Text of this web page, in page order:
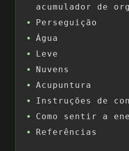
acumulador de
Perseguição
Água
Leve
Nuvens
Acupuntura
Instruções de
Como sentir a
Referências